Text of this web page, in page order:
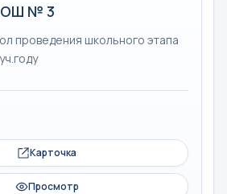
№ 3
проведения школьного этапа
Карточка
Просмотр